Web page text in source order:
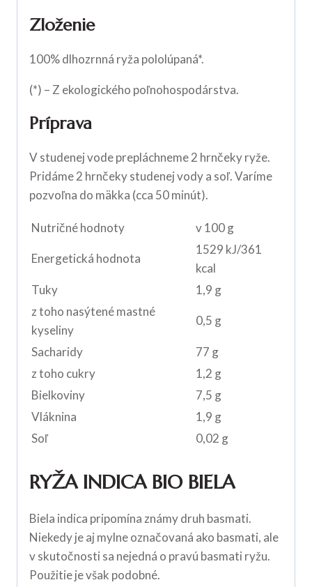
Zloženie
100% dlhozrnná ryža pololúpaná*.
(*) – Z ekologického poľnohospodárstva.
Príprava
V studenej vode prepláchneme 2 hrnčeky ryže.
Pridáme 2 hrnčeky studenej vody a soľ. Varíme
pozvoľna do mäkka (cca 50 minút).
Nutričné hodnoty v 100 g
Energetická hodnota
1529 kJ/361
kcal
Tuky
1,9 g
z toho nasýtené mastné
kyseliny
0,5 g
Sacharidy
77 g
z toho cukry
1,2 g
Bielkoviny
7,5 g
Vláknina
1,9 g
Soľ
0,02 g
RYŽA INDICA BIO BIELA
Biela indica pripomína známy druh basmati.
Niekedy je aj mylne označovaná ako basmati, ale
v skutočnosti sa nejedná o pravú basmati ryžu.
Použitie je však podobné.